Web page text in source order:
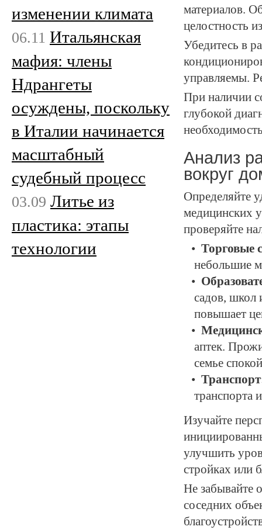
материалов.
целостность
Убедитесь в
управляемы.
При наличии
глубокой
Анализ
вокруг
Определяйте
медицинских
проверяйте
Торговые
небольшие
садов, школ
повышает
аптек.
семье
транспорта
Изучайте
улучшить
стройках или
Не забывайте
соседних
изменении климата
06.11 Итальянская
мафия: члены
Ндрангеты
осуждены, поскольку
в Италии начинается
масштабный
судебный процесс
03.09 Литье из
пластика: этапы
технологии